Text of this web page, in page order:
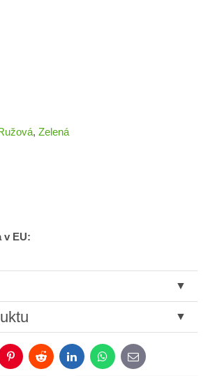
, Zelená
v EU:
PinterestReddit LinkedInWhatsApp
E-
mail